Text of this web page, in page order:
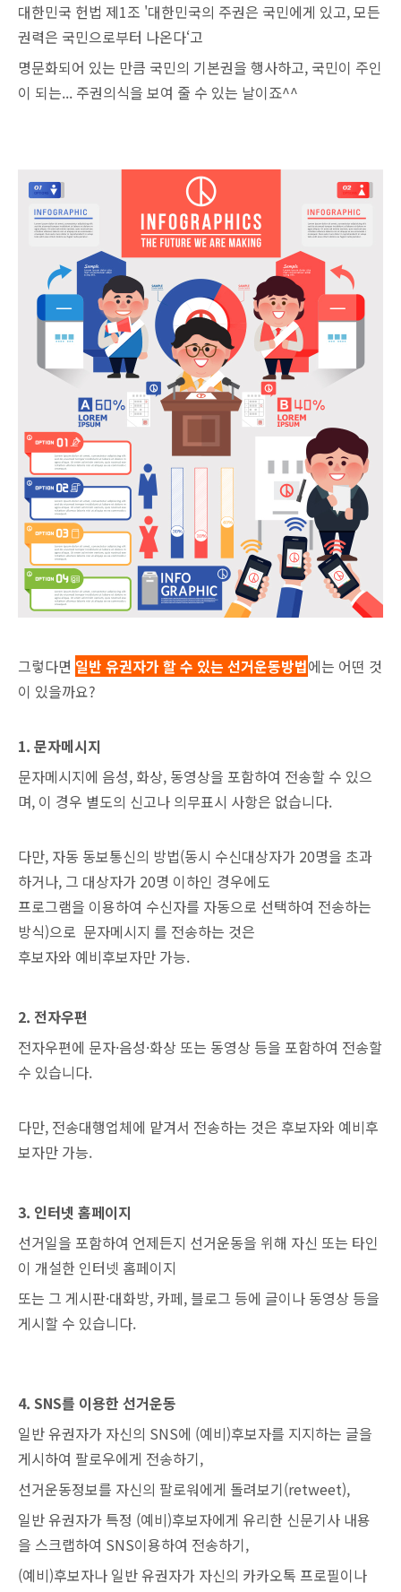
대한민국 헌법 제1조 '대한민국의 주권은 국민에게 있고, 모든
권력은 국민으로부터 나온다‘고
명문화되어 있는 만큼 국민의 기본권을 행사하고, 국민이 주인
이 되는... 주권의식을 보여 줄 수 있는 날이죠^^
그렇다면 일반 유권자가 할 수 있는 선거운동방법에는 어떤 것
이 있을까요?
1. 문자메시지
문자메시지에 음성, 화상, 동영상을 포함하여 전송할 수 있으
며, 이 경우 별도의 신고나 의무표시 사항은 없습니다.
다만, 자동 동보통신의 방법(동시 수신대상자가 20명을 초과
하거나, 그 대상자가 20명 이하인 경우에도
프로그램을 이용하여 수신자를 자동으로 선택하여 전송하는
방식)으로 문자메시지 를 전송하는 것은
후보자와 예비후보자만 가능.
2. 전자우편
전자우편에 문자·음성·화상 또는 동영상 등을 포함하여 전송할
수 있습니다.
다만, 전송대행업체에 맡겨서 전송하는 것은 후보자와 예비후
보자만 가능.
3. 인터넷 홈페이지
선거일을 포함하여 언제든지 선거운동을 위해 자신 또는 타인
이 개설한 인터넷 홈페이지
또는 그 게시판·대화방, 카페, 블로그 등에 글이나 동영상 등을
게시할 수 있습니다.
4. SNS를 이용한 선거운동
일반 유권자가 자신의 SNS에 (예비)후보자를 지지하는 글을
게시하여 팔로우에게 전송하기,
선거운동정보를 자신의 팔로워에게 돌려보기(retweet),
일반 유권자가 특정 (예비)후보자에게 유리한 신문기사 내용
을 스크랩하여 SNS이용하여 전송하기,
(예비)후보자나 일반 유권자가 자신의 카카오톡 프로필이나